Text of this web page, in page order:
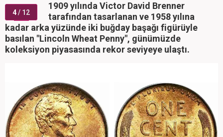
4/ 12
1909 yılında Victor David Brenner
tarafından tasarlanan ve 1958 yılına
kadar arka yüzünde iki buğday başağı figürüyle
basılan "Lincoln Wheat Penny", günümüzde
koleksiyon piyasasında rekor seviyeye ulaştı.